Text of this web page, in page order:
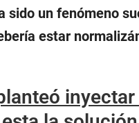
sido un fenómeno
estar